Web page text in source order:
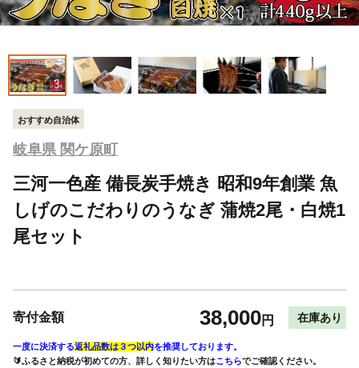
おすすめ自治体
岐阜県 関ケ原町
三河一色産 備長炭手焼き 昭和9年創業 魚
しげのこだわりのうなぎ 蒲焼2尾・白焼1
尾セット
寄付金額 38,000円 在庫あり
一度に決済する返礼品数は３つ以内を推奨しております。
🔰ふるさと納税が初めての方、詳しく知りたい方はこちらでご確認ください。